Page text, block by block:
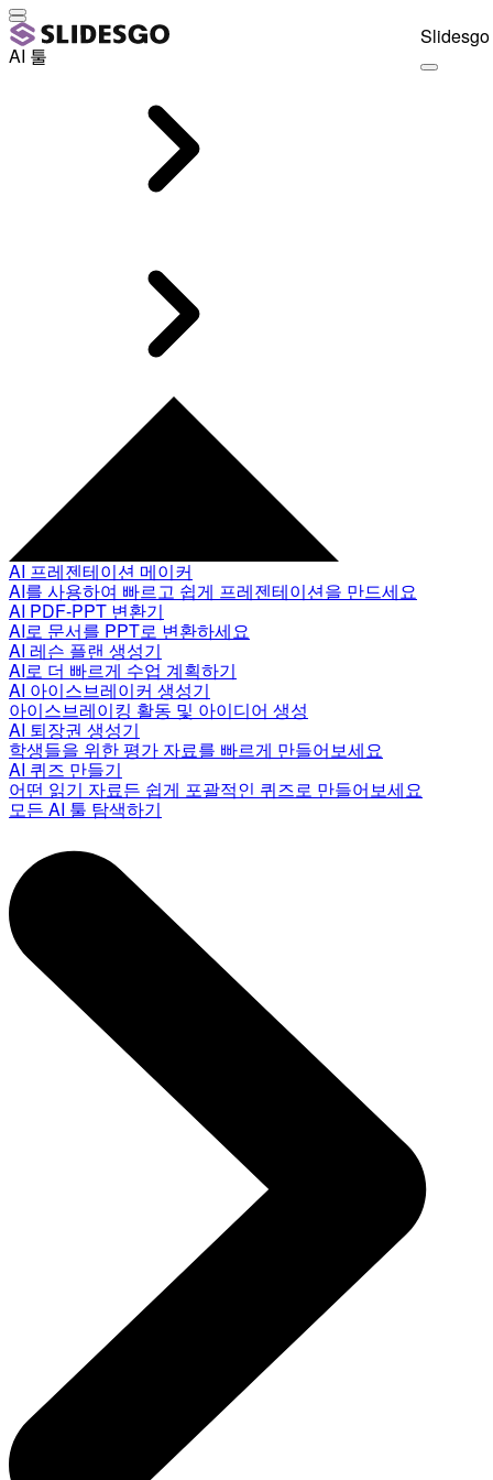
AI 툴
AI 프레젠테이션 메이커
AI를 사용하여 빠르고 쉽게 프레젠테이션을 만드세요
AI PDF-PPT 변환기
AI로 문서를 PPT로 변환하세요
AI 레슨 플랜 생성기
AI로 더 빠르게 수업 계획하기
AI 아이스브레이커 생성기
아이스브레이킹 활동 및 아이디어 생성
AI 퇴장권 생성기
학생들을 위한 평가 자료를 빠르게 만들어보세요
AI 퀴즈 만들기
어떤 읽기 자료든 쉽게 포괄적인 퀴즈로 만들어보세요
모든 AI 툴 탐색하기